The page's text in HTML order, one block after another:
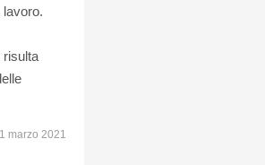
risulta
marzo 2021